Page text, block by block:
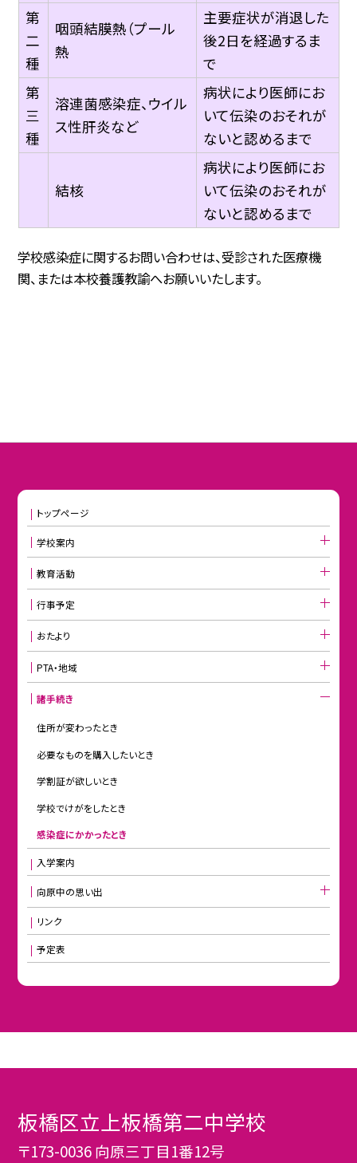
第
二
種
咽頭結膜熱（プール
熱
主要症状が消退した
後2日を経過するま
で
第
三
種
溶連菌感染症、ウイル
ス性肝炎など
病状により医師にお
いて伝染のおそれが
ないと認めるまで
結核
病状により医師にお
いて伝染のおそれが
ないと認めるまで
学校感染症に関するお問い合わせは、受診された医療機
関、または本校養護教諭へお願いいたします。
トップページ
学校案内
教育活動
行事予定
おたより
PTA・地域
諸手続き
住所が変わったとき
必要なものを購入したいとき
学割証が欲しいとき
学校でけがをしたとき
感染症にかかったとき
入学案内
向原中の思い出
リンク
予定表
板橋区立上板橋第二中学校
〒173-0036 向原三丁目1番12号